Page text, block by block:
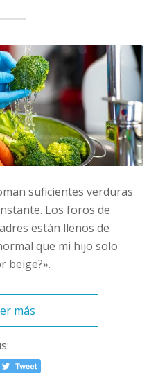
suficientes verduras
Los foros de
están llenos de
que mi hijo solo
beige?».
más